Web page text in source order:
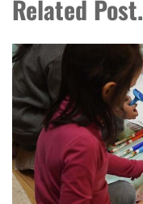
Related Post.